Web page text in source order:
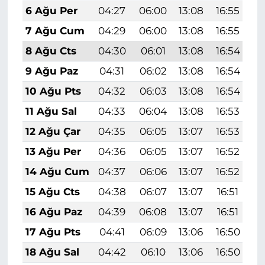
6 Ağu Per
04:27 06:00 13:08 16:55
7 Ağu Cum
04:29 06:00 13:08 16:55
8 Ağu Cts
04:30 06:01 13:08 16:54
9 Ağu Paz
04:31 06:02 13:08 16:54
10 Ağu Pts
04:32 06:03 13:08 16:54
11 Ağu Sal
04:33 06:04 13:08 16:53
12 Ağu Çar
04:35 06:05 13:07 16:53
13 Ağu Per
04:36 06:05 13:07 16:52
14 Ağu Cum
04:37 06:06 13:07 16:52
15 Ağu Cts
04:38 06:07 13:07 16:51
16 Ağu Paz
04:39 06:08 13:07 16:51
17 Ağu Pts
04:41 06:09 13:06 16:50
18 Ağu Sal
04:42 06:10 13:06 16:50